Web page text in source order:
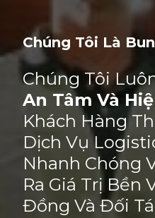
Chúng Tôi Là
Chúng Tôi
An Tâm Và
Khách Hàng
Dịch Vụ
Nhanh Chóng
Ra Giá Trị Bền
Đồng Và Đối